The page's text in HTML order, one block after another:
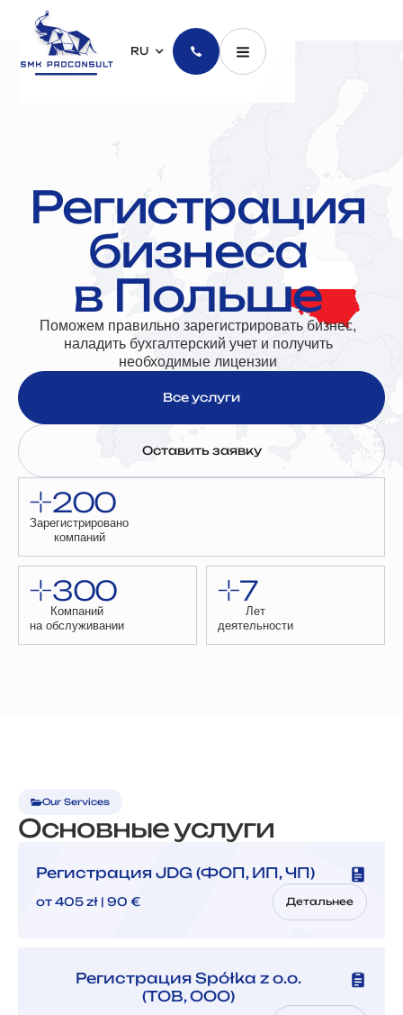
RU
Регистрация
бизнеса
в Польше
Поможем правильно зарегистрировать бизнес,
наладить бухгалтерский учет и получить
необходимые лицензии
Все услуги
Оставить заявку
200
Зарегистрировано
компаний
300
Компаний
на обслуживании
7
Лет
деятельности
Our Services
Основные услуги
Регистрация JDG (ФОП, ИП, ЧП)
от 405 zł | 90 € Детальнее
Регистрация Spółka z o.o.
(ТОВ, ООО)